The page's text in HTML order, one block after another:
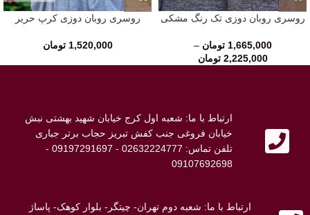
روسری روبان دوزی تک رنگ مشکی
1,665,000 تومان –
2,225,000 تومان
روسری روبان دوزی کرپ حریر
1,520,000 تومان
ارتباط با ما: شعبه اول کرج خیابان شهید بهشتی نبش
خیابان فروغی جنب کفش تبریز حجاب برتر جباری
تلفن تماس: 02632224777 - 09197291697 -
09107692698
ارتباط با ما: شعبه دوم تهران- چیتگر- بلوار کوهک- پاساژ